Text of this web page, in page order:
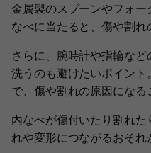
金属製のスプーンやフォ
なべに当たると、傷や割れ
さらに、腕時計や指輪な
洗うのも避けたいポイント
で、傷や割れの原因になる
内なべが傷付いたり割れ
れや変形につながるおそれ